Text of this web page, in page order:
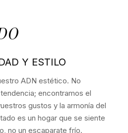
Y ESTILO
ADN estético. No
encontramos el
gustos y la armonía del
es un hogar que se siente
no un escaparate frío.